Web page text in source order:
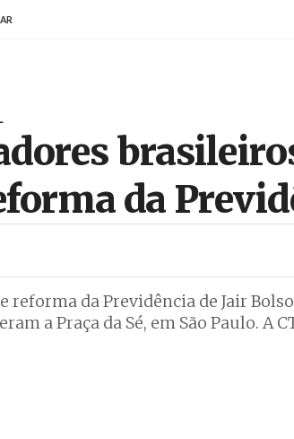
da
reforma da Previdência de Jair
a Praça da Sé, em São Paulo. A